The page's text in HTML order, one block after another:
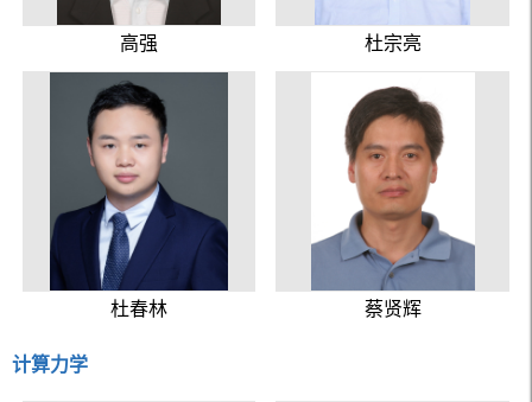
高强 杜宗亮
杜春林 蔡贤辉
计算力学